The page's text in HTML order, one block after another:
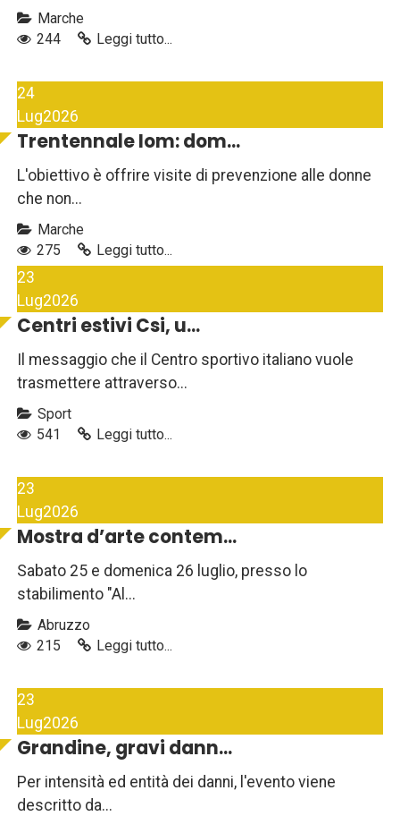
Marche
244
Leggi tutto...
24
Lug2026
Trentennale Iom: dom...
L'obiettivo è offrire visite di prevenzione alle donne
che non...
Marche
275
Leggi tutto...
23
Lug2026
Centri estivi Csi, u...
Il messaggio che il Centro sportivo italiano vuole
trasmettere attraverso...
Sport
541
Leggi tutto...
23
Lug2026
Mostra d’arte contem...
Sabato 25 e domenica 26 luglio, presso lo
stabilimento "Al...
Abruzzo
215
Leggi tutto...
23
Lug2026
Grandine, gravi dann...
Per intensità ed entità dei danni, l'evento viene
descritto da...